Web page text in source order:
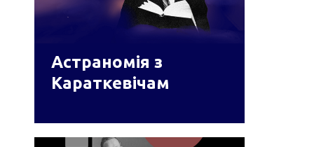
Астраномія з
Караткевічам